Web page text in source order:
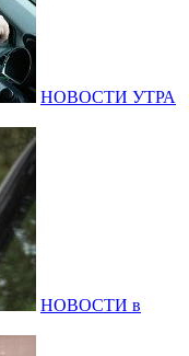
НОВОСТИ УТРА
НОВОСТИ в